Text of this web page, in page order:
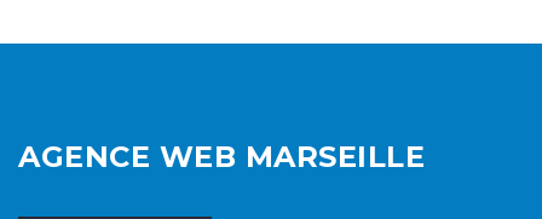
AGENCE WEB MARSEILLE